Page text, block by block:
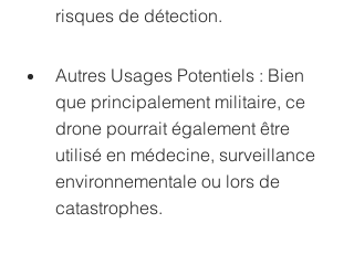
risques de détection.
Autres Usages Potentiels : Bien
que principalement militaire, ce
drone pourrait également être
utilisé en médecine, surveillance
environnementale ou lors de
catastrophes.